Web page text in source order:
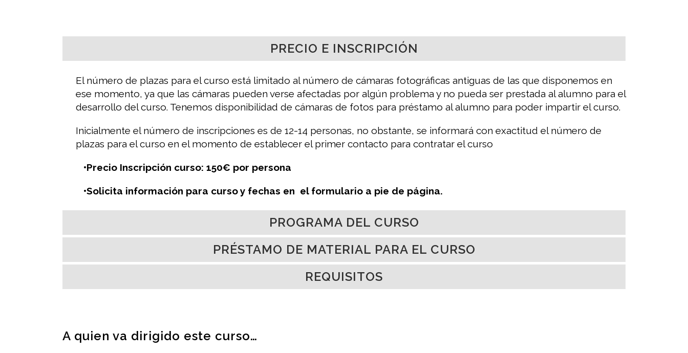
PRECIO E INSCRIPCIÓN
El número de plazas para el curso está limitado al número de cámaras fotográficas antiguas de las que disponemos en
ese momento, ya que las cámaras pueden verse afectadas por algún problema y no pueda ser prestada al alumno para el
desarrollo del curso. Tenemos disponibilidad de cámaras de fotos para préstamo al alumno para poder impartir el curso.
Inicialmente el número de inscripciones es de 12-14 personas, no obstante, se informará con exactitud el número de
plazas para el curso en el momento de establecer el primer contacto para contratar el curso
•Precio Inscripción curso: 150€ por persona
•Solicita información para curso y fechas en el formulario a pie de página.
PROGRAMA DEL CURSO
PRÉSTAMO DE MATERIAL PARA EL CURSO
REQUISITOS
A quien va dirigido este curso…